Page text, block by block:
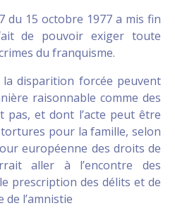
du 15 octobre 1977 a mis fin
de pouvoir exiger toute
du franquisme.
disparition forcée peuvent
raisonnable comme des
pas, et dont l’acte peut être
pour la famille, selon
européenne des droits de
aller à l’encontre des
prescription des délits et de
de l’amnistie